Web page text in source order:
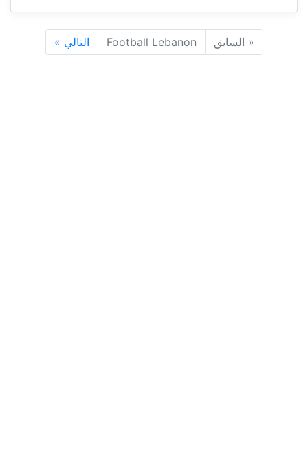
« السابق Football Lebanon التالي »